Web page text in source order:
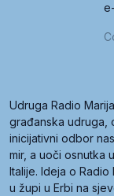
Udruga Radio
građanska udruga,
inicijativni odbor
mir, a uoči osnutka
Italije. Ideja o
u župi u Erbi na